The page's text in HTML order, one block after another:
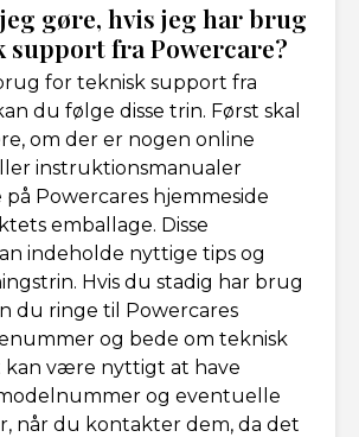
gøre, hvis jeg har brug
support fra Powercare?
for teknisk support fra
du følge disse trin. Først skal
om der er nogen online
instruktionsmanualer
Powercares hjemmeside
emballage. Disse
indeholde nyttige tips og
Hvis du stadig har brug
du ringe til Powercares
og bede om teknisk
kan være nyttigt at have
og eventuelle
når du kontakter dem, da det